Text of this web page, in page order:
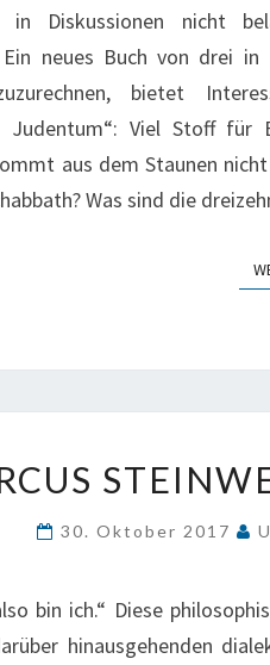
in Diskussionen nicht
Ein neues Buch von drei
bietet
Judentum“: Viel Stoff für
aus dem Staunen
Was sind die
30. Oktober 2017
bin ich.“ Diese
hinausgehenden